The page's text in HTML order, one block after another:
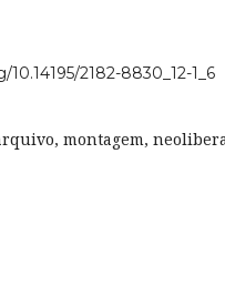
2182-8830_12-1_6
montagem,